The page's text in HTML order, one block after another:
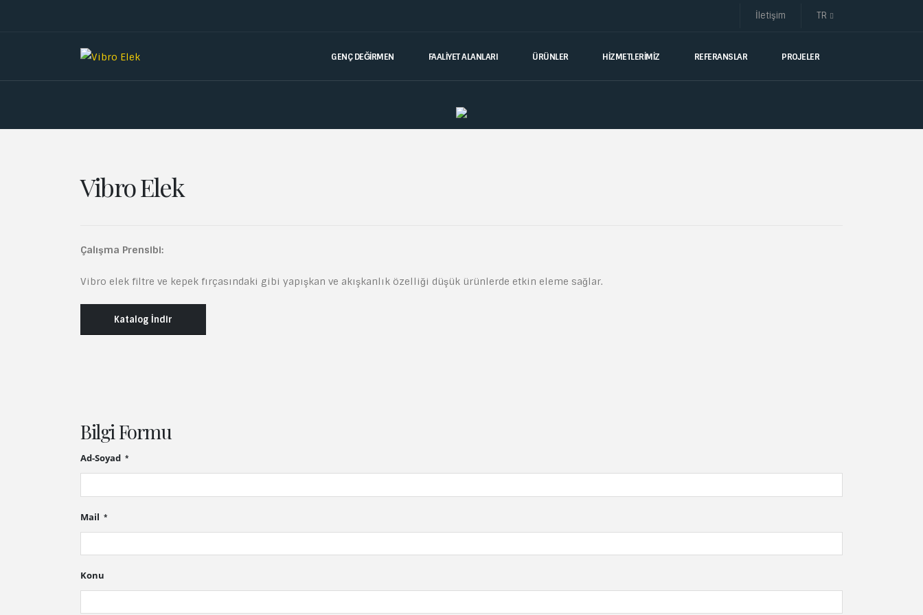
İletişim TR
GENÇ DEĞIRMEN FAALİYET ALANLARI ÜRÜNLER HİZMETLERİMİZ REFERANSLAR PROJELER
Vibro Elek
Çalışma Prensibi:
Vibro elek filtre ve kepek fırçasındaki gibi yapışkan ve akışkanlık özelliği düşük ürünlerde etkin eleme sağlar.
Katalog İndir
Bilgi Formu
Ad-Soyad
Mail
Konu